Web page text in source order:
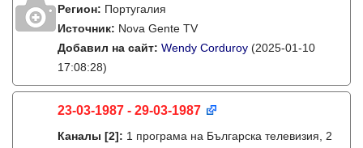
Регион: Португалия
Источник: Nova Gente TV
Добавил на сайт: Wendy Corduroy (2025-01-10
17:08:28)
23-03-1987 - 29-03-1987
Каналы [2]: 1 програма на Българска телевизия, 2